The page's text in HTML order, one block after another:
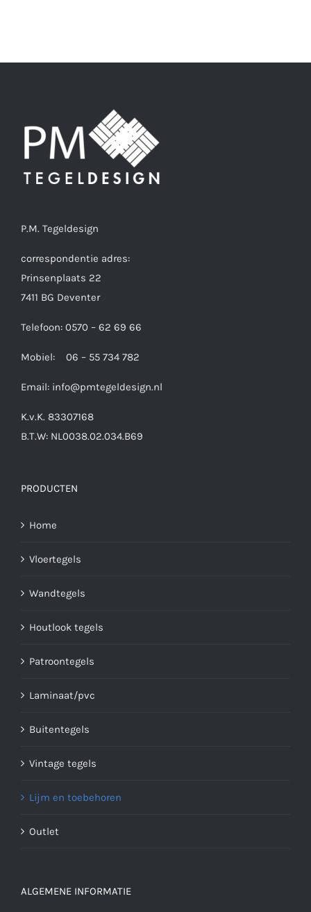
P.M. Tegeldesign
correspondentie adres:
Prinsenplaats 22
7411 BG Deventer
Telefoon: 0570 – 62 69 66
Mobiel: 06 – 55 734 782
Email: info@pmtegeldesign.nl
K.v.K. 83307168
B.T.W: NL0038.02.034.B69
PRODUCTEN
Home
Vloertegels
Wandtegels
Houtlook tegels
Patroontegels
Laminaat/pvc
Buitentegels
Vintage tegels
Lijm en toebehoren
Outlet
ALGEMENE INFORMATIE